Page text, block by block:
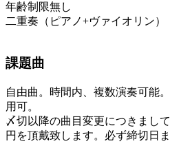
年齢制限無し
二重奏（ピアノ+ヴァイオリン）
課題曲
自由曲。時間内、複数演奏可能
用可。
〆切以降の曲目変更につきまし
円を頂戴致します。必ず締切日